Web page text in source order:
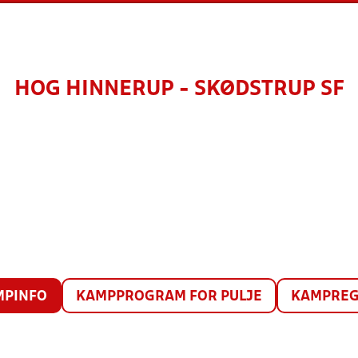
HOG HINNERUP - SKØDSTRUP SF
KAMPPROGRAM FOR PULJE